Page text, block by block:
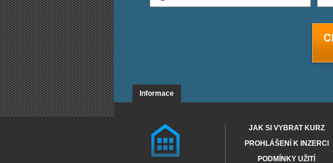
Informace
JAK SI VYBRAT KURZ
PROHLÁŠENÍ K INZERCI
PODMÍNKY UŽITÍ